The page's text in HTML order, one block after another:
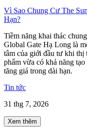
Vì Sao Chung Cư The
Hạn?
Tiềm năng khai thác
Global Gate Hạ Long là
tâm của giới đầu tư khi thị
phẩm vừa có khả năng
tăng giá trong dài hạn.
Tin tức
31 thg 7, 2026
Xem thêm